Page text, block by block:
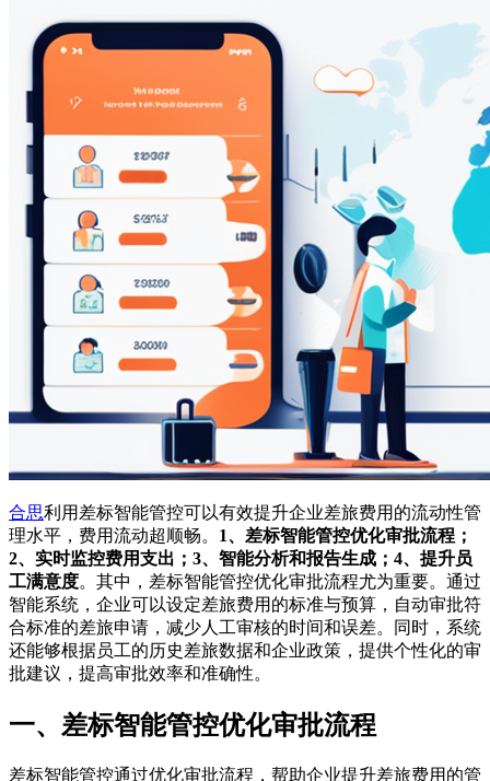
合思利用差标智能管控可以有效提升企业差旅费用的流动性管
理水平，费用流动超顺畅。 1、差标智能管控优化审批流程；
2、实时监控费用支出；3、智能分析和报告生成；4、提升员
工满意度。其中，差标智能管控优化审批流程尤为重要。通过
智能系统，企业可以设定差旅费用的标准与预算，自动审批符
合标准的差旅申请，减少人工审核的时间和误差。同时，系统
还能够根据员工的历史差旅数据和企业政策，提供个性化的审
批建议，提高审批效率和准确性。
一、差标智能管控优化审批流程
差标智能管控通过优化审批流程，帮助企业提升差旅费用的管